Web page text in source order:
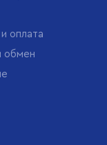
оплата
обмен